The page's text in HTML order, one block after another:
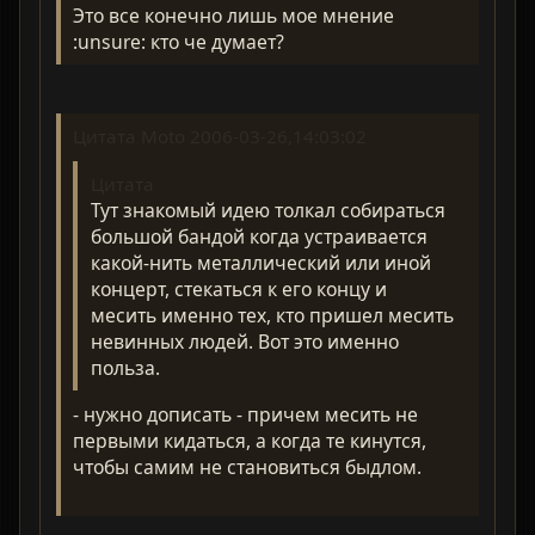
Это все конечно лишь мое мнение
:unsure: кто че думает?
Тут знакомый идею толкал собираться
большой бандой когда устраивается
какой-нить металлический или иной
концерт, стекаться к его концу и
месить именно тех, кто пришел месить
невинных людей. Вот это именно
польза.
- нужно дописать - причем месить не
первыми кидаться, а когда те кинутся,
чтобы самим не становиться быдлом.